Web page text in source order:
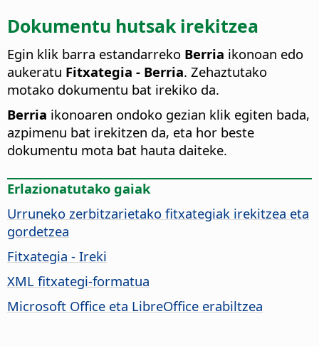
Dokumentu hutsak irekitzea
Egin klik barra estandarreko Berria ikonoan edo
aukeratu Fitxategia - Berria. Zehaztutako
motako dokumentu bat irekiko da.
Berria ikonoaren ondoko gezian klik egiten bada,
azpimenu bat irekitzen da, eta hor beste
dokumentu mota bat hauta daiteke.
Erlazionatutako gaiak
Urruneko zerbitzarietako fitxategiak irekitzea eta
gordetzea
Fitxategia - Ireki
XML fitxategi-formatua
Microsoft Office eta LibreOffice erabiltzea